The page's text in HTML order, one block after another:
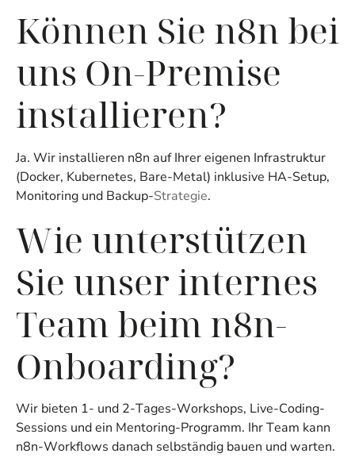
Können Sie n8n bei
uns On-Premise
installieren?
Ja. Wir installieren n8n auf Ihrer eigenen Infrastruktur
(Docker, Kubernetes, Bare-Metal) inklusive HA-Setup,
Monitoring und Backup-Strategie.
Wie unterstützen
Sie unser internes
Team beim n8n-
Onboarding?
Wir bieten 1- und 2-Tages-Workshops, Live-Coding-
Sessions und ein Mentoring-Programm. Ihr Team kann
n8n-Workflows danach selbständig bauen und warten.